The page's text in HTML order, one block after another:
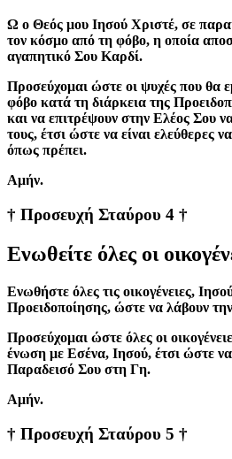
Ω ο Θεός μου Ιησού Χριστέ, σε
τον κόσμο από τη φόβο, η οποία
αγαπητικό Σου Καρδί.
Προσεύχομαι ώστε οι ψυχές που θα
φόβο κατά τη διάρκεια της
και να επιτρέψουν στην Ελέος Σου
τους, έτσι ώστε να είναι ελεύθερες
όπως πρέπει.
Aμήν.
† Προσευχή Σταύρου 4 †
Ενωθείτε όλες οι
Ενωθήστε όλες τις οικογένειες,
Προειδοποίησης, ώστε να λάβουν
Προσεύχομαι ώστε όλες οι
ένωση με Εσένα, Ιησού, έτσι ώστε
Παραδεισό Σου στη Γη.
Aμήν.
† Προσευχή Σταύρου 5 †